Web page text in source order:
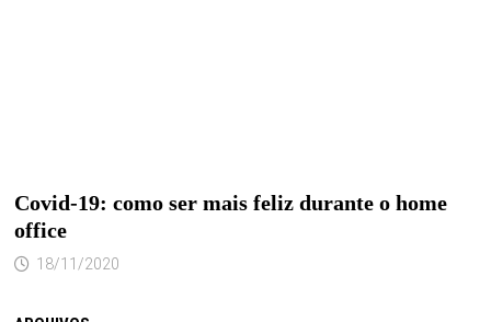
Covid-19: como ser mais feliz durante o home
office
18/11/2020